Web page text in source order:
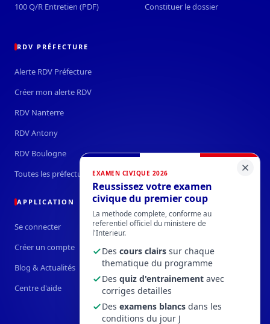
EXAMEN CIVIQUE 2026
Reussissez votre examen
civique du premier coup
La methode complete, conforme au
referentiel officiel du ministere de
l'Interieur.
Des cours clairs sur chaque
thematique du programme
Des quiz d'entrainement avec
corriges detailles
Des examens blancs dans les
conditions du jour J
100 Q/R Entretien (PDF)
Constituer le dossier
RDV PRÉFECTURE
Alerte RDV Préfecture
Créer mon alerte RDV
RDV Nanterre
RDV Antony
RDV Boulogne
Toutes les préfectures →
APPLICATION
Se connecter
Créer un compte
Blog & Actualités
Centre d'aide